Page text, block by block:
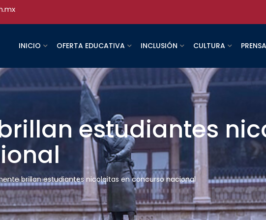
INICIO OFERTA EDUCATIVA INCLUSIÓN CULTURA PRENSA
estudiantes
brillan estudiantes nicolaitas en concurso nacional